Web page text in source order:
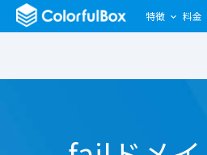
特徴 料金